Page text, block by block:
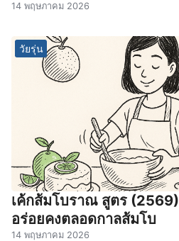
14 พฤษภาคม 2026
วัยรุ่น
เค้กส้มโบราณ สูตร
อร่อยคงตลอดกาลส้มโบ
14 พฤษภาคม 2026